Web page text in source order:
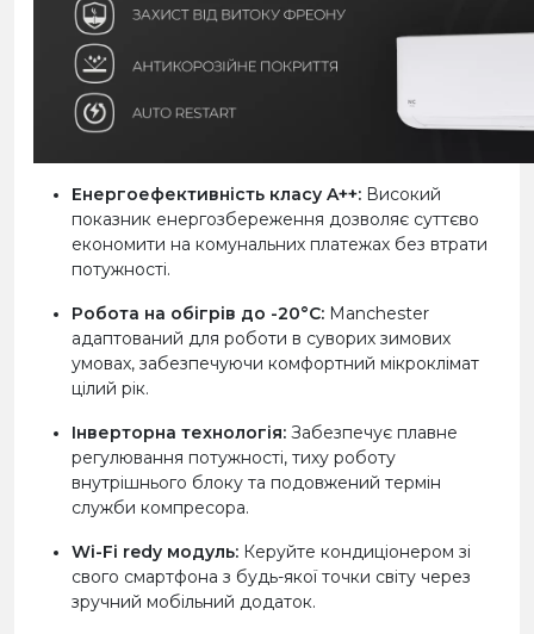
Енергоефективність класу A++: Високий
показник енергозбереження дозволяє суттєво
економити на комунальних платежах без втрати
потужності.
Робота на обігрів до -20°C: Manchester
адаптований для роботи в суворих зимових
умовах, забезпечуючи комфортний мікроклімат
цілий рік.
Інверторна технологія: Забезпечує плавне
регулювання потужності, тиху роботу
внутрішнього блоку та подовжений термін
служби компресора.
Wi-Fi redy модуль: Керуйте кондиціонером зі
свого смартфона з будь-якої точки світу через
зручний мобільний додаток.